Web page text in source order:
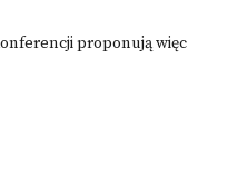
proponują więc